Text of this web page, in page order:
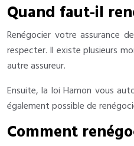
Quand faut-il
Renégocier votre assurance
respecter. Il existe plusieurs
autre assureur.
Ensuite, la loi Hamon vous
également possible de
Comment